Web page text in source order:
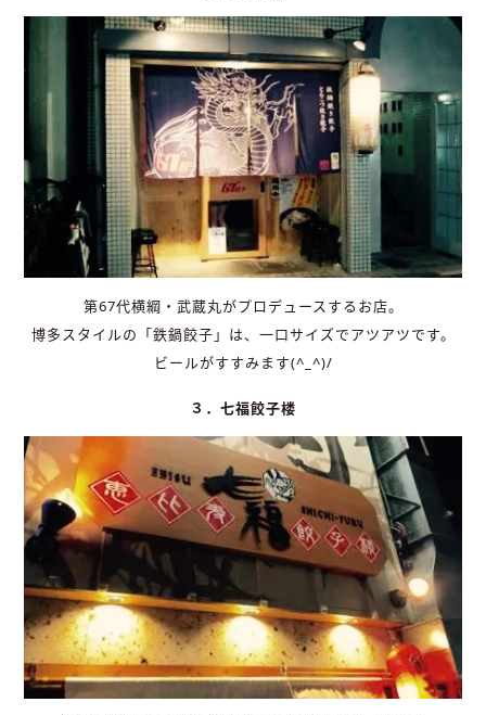
第67代横綱・武蔵丸がプロデュースするお店。
博多スタイルの「鉄鍋餃子」は、一口サイズでアツアツです。
ビールがすすみます(^_^)/
３．七福餃子楼